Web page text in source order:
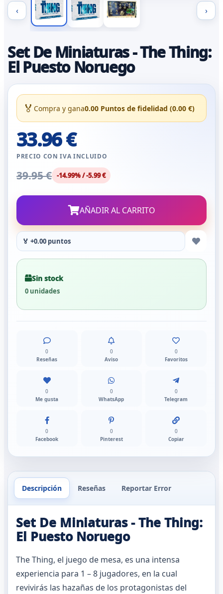
‹ ›
Set De Miniaturas - The Thing:
El Puesto Noruego
🏅 Compra y gana0.00 Puntos de fidelidad (0.00 €)
33.96 €
PRECIO CON IVA INCLUIDO
39.95 € -14.99% / -5.99 €
AÑADIR AL CARRITO
🏅 +0.00 puntos
Sin stock
0 unidades
0
Reseñas
0
Aviso
0
Favoritos
0
Me gusta
0
WhatsApp
0
Telegram
0
Facebook
0
Pinterest
0
Copiar
Descripción Reseñas Reportar Error
Set De Miniaturas - The Thing:
El Puesto Noruego
The Thing, el juego de mesa, es una intensa
experiencia para 1 – 8 jugadores, en la cual
revivirás las hazañas de los protagonistas del